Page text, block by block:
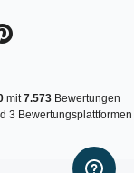
mit7.573 Bewertungen
3 Bewertungsplattformen